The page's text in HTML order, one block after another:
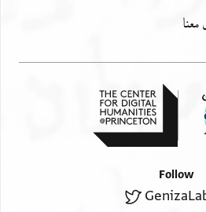
Follow